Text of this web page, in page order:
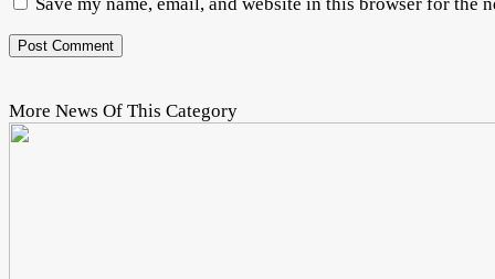
More News Of This Category